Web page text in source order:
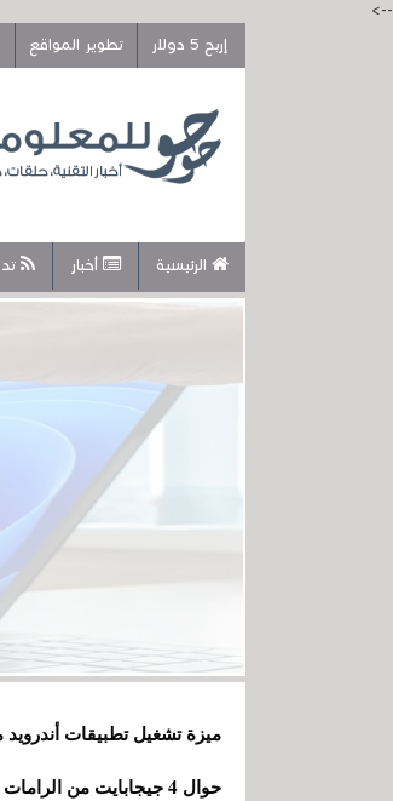
-->
إربح 5 دولار
تطوير المواقع
الرئيسية أخبار
حوال 4 جيجابايت من